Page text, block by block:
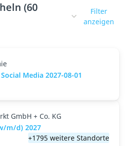
(60
Filter
anzeigen
Media 2027-08-01
GmbH + Co. KG
m/d) 2027
+1795 weitere Standorte